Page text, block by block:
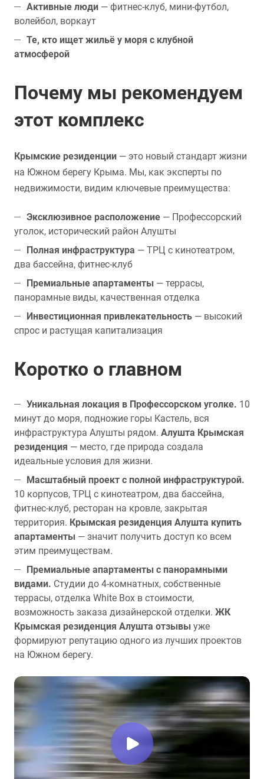
Активные люди — фитнес-клуб, мини-футбол,
волейбол, воркаут
Те, кто ищет жильё у моря с клубной
атмосферой
Почему мы рекомендуем
этот комплекс
Крымские резиденции — это новый стандарт жизни
на Южном берегу Крыма. Мы, как эксперты по
недвижимости, видим ключевые преимущества:
Эксклюзивное расположение — Профессорский
уголок, исторический район Алушты
Полная инфраструктура — ТРЦ с кинотеатром,
два бассейна, фитнес-клуб
Премиальные апартаменты — террасы,
панорамные виды, качественная отделка
Инвестиционная привлекательность — высокий
спрос и растущая капитализация
Коротко о главном
Уникальная локация в Профессорском уголке. 10
минут до моря, подножие горы Кастель, вся
инфраструктура Алушты рядом. Алушта Крымская
резиденция — место, где природа создала
идеальные условия для жизни.
Масштабный проект с полной инфраструктурой.
10 корпусов, ТРЦ с кинотеатром, два бассейна,
фитнес-клуб, ресторан на кровле, закрытая
территория. Крымская резиденция Алушта купить
апартаменты — значит получить доступ ко всем
этим преимуществам.
Премиальные апартаменты с панорамными
видами. Студии до 4-комнатных, собственные
террасы, отделка White Box в стоимости,
возможность заказа дизайнерской отделки. ЖК
Крымская резиденция Алушта отзывы уже
формируют репутацию одного из лучших проектов
на Южном берегу.